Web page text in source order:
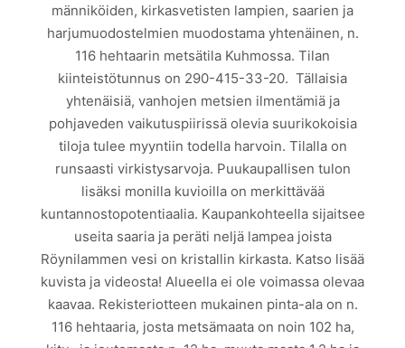
männiköiden, kirkasvetisten lampien, saarien ja
harjumuodostelmien muodostama yhtenäinen, n.
116 hehtaarin metsätila Kuhmossa. Tilan
kiinteistötunnus on 290-415-33-20. Tällaisia
yhtenäisiä, vanhojen metsien ilmentämiä ja
pohjaveden vaikutuspiirissä olevia suurikokoisia
tiloja tulee myyntiin todella harvoin. Tilalla on
runsaasti virkistysarvoja. Puukaupallisen tulon
lisäksi monilla kuvioilla on merkittävää
kuntannostopotentiaalia. Kaupankohteella sijaitsee
useita saaria ja peräti neljä lampea joista
Röynilammen vesi on kristallin kirkasta. Katso lisää
kuvista ja videosta! Alueella ei ole voimassa olevaa
kaavaa. Rekisteriotteen mukainen pinta-ala on n.
116 hehtaaria, josta metsämaata on noin 102 ha,